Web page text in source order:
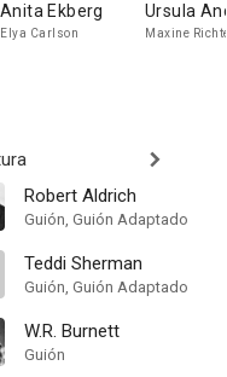
Anita Ekberg
Elya Carlson
Ursula
Maxine
Robert Aldrich
Guión, Guión Adaptado
Teddi Sherman
Guión, Guión Adaptado
W.R. Burnett
Guión